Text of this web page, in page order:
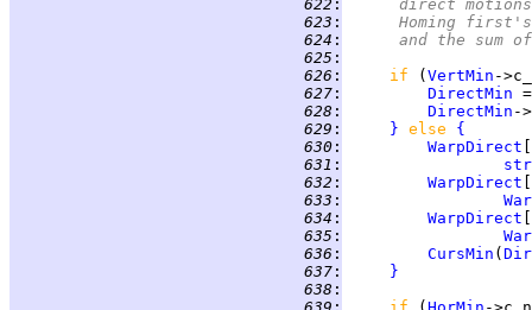
622 :
direct
623 :
Homing
624 :
and the sum
625 :
626 : if ( VertMin -
627 : DirectMin
628 : DirectMin -
629 : } else {
630 : WarpDirect
631 :
632 : WarpDirect
633 :
634 : WarpDirect
635 :
636 : CursMin (
637 :
}
638 :